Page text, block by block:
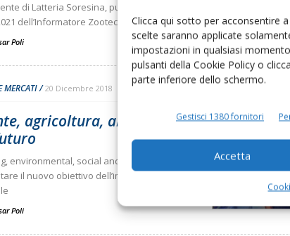
Clicca qui sotto per acconsentire
scelte saranno applicate
impostazioni in qualsiasi
pulsanti della Cookie Policy o
parte inferiore dello schermo.
Gestisci 1380 fornitori
Accetta
di Latteria Soresina, pubblicato sul
dell’Informatore Zootecnico
Poli
MERCATI 20 Dicembre 2018
agricoltura, allevamento,
environmental, social and governance,
il nuovo obiettivo dell’imprenditore
Poli